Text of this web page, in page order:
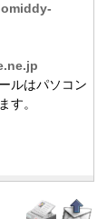
ルはパソコン
す。